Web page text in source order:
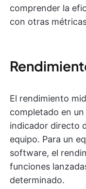
comprender la
con otras
El rendimiento
completado en
indicador directo
equipo. Para un
software, el
funciones
determinado.